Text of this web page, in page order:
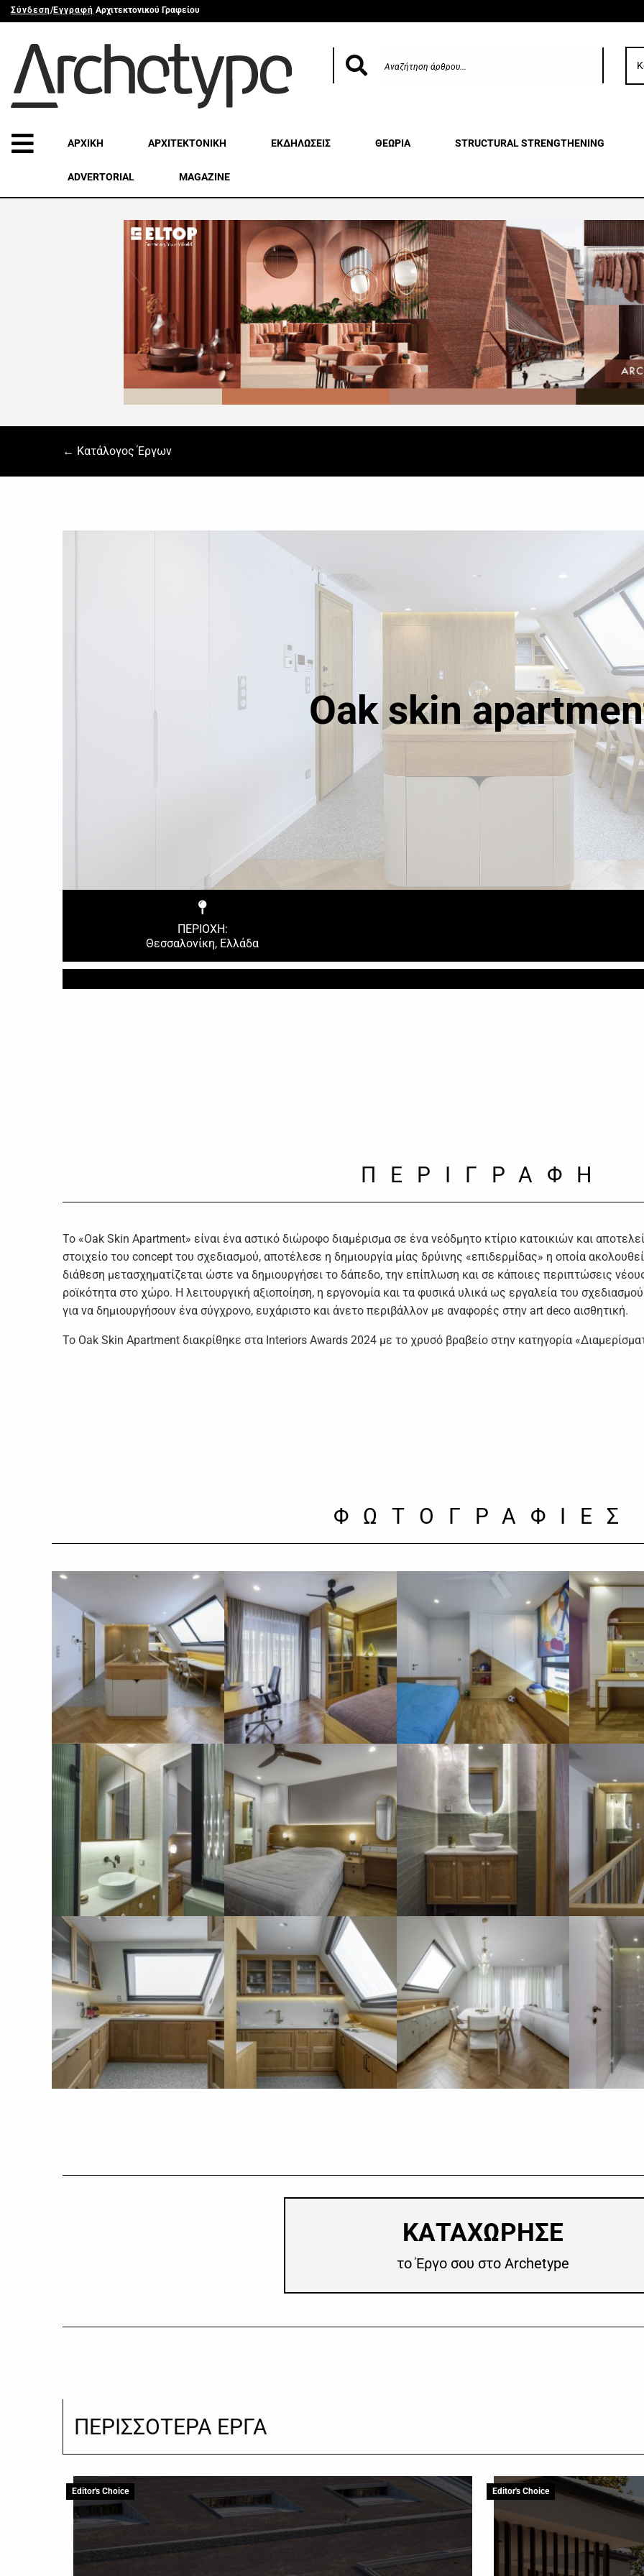
Σύνδεση/Εγγραφή Αρχιτεκτονικού Γραφείου
ΑΡΧΙΚΗ ΑΡΧΙΤΕΚΤΟΝΙΚΗ ΕΚΔΗΛΩΣΕΙΣ ΘΕΩΡΙΑ STRUCTURAL STRENGTHENING
ADVERTORIAL MAGAZINE
← Κατάλογος Έργων
Oak skin
ΠΕΡΙΟΧΗ:
Θεσσαλονίκη, Ελλάδα
ΠΕΡΙΓΡΑΦΗ
Το «Oak Skin Apartment» είναι ένα αστικό διώροφο διαμέρισμα σε ένα νεόδμητο κτίριο κατοικιών και
στοιχείο του concept του σχεδιασμού, αποτέλεσε η δημιουργία μίας δρύινης «επιδερμίδας» η οποία
διάθεση μετασχηματίζεται ώστε να δημιουργήσει το δάπεδο, την επίπλωση και σε κάποιες περιπτώσεις
ροϊκότητα στο χώρο. Η λειτουργική αξιοποίηση, η εργονομία και τα φυσικά υλικά ως εργαλεία του
για να δημιουργήσουν ένα σύγχρονο, ευχάριστο και άνετο περιβάλλον με αναφορές στην art deco αισθητική.
Το Oak Skin Apartment διακρίθηκε στα Interiors Awards 2024 με το χρυσό βραβείο στην κατηγορία
ΦΩΤΟΓΡΑΦΙΕΣ
​ΚΑΤΑΧΩΡΗΣΕ
το Έργο σου στο Archetype
ΠΕΡΙΣΣΟΤΕΡΑ ΕΡΓΑ
Editor's Choice Editor's Choice